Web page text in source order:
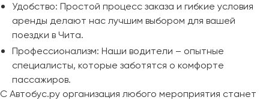
Удобство: Простой процесс заказа и гибкие условия
аренды делают нас лучшим выбором для вашей
поездки в Чита.
Профессионализм: Наши водители – опытные
специалисты, которые заботятся о комфорте
пассажиров.
С Автобус.ру организация любого мероприятия станет